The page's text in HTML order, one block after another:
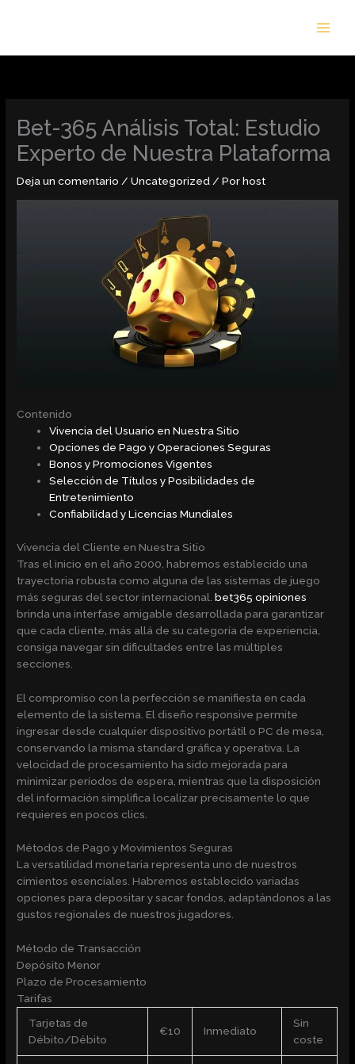
Bet-365 Análisis Total: Estudio
Experto de Nuestra Plataforma
Deja un comentario /Uncategorized/ Porhost
Contenido
Vivencia del Usuario en Nuestra Sitio
Opciones de Pago y Operaciones Seguras
Bonos y Promociones Vigentes
Selección de Títulos y Posibilidades de
Entretenimiento
Confiabilidad y Licencias Mundiales
Vivencia del Cliente en Nuestra Sitio
Tras el inicio en el año 2000, habremos establecido una
trayectoria robusta como alguna de las sistemas de juego
más seguras del sector internacional.bet365 opiniones
brinda una interfase amigable desarrollada para garantizar
que cada cliente, más allá de su categoría de experiencia,
consiga navegar sin dificultades entre las múltiples
secciones.
El compromiso con la perfección se manifiesta en cada
elemento de la sistema. El diseño responsive permite
ingresar desde cualquier dispositivo portátil o PC de mesa,
conservando la misma standard gráfica y operativa. La
velocidad de procesamiento ha sido mejorada para
minimizar períodos de espera, mientras que la disposición
del información simplifica localizar precisamente lo que
requieres en pocos clics.
Métodos de Pago y Movimientos Seguras
La versatilidad monetaria representa uno de nuestros
cimientos esenciales. Habremos establecido variadas
opciones para depositar y sacar fondos, adaptándonos a las
gustos regionales de nuestros jugadores.
Método de Transacción
Depósito Menor
Plazo de Procesamiento
Tarifas
Tarjetas de
Débito/Débito
€10 Inmediato
Sin
coste